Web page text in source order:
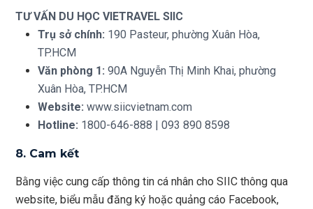
TƯ VẤN DU HỌC VIETRAVEL SIIC
Trụ sở chính: 190 Pasteur, phường Xuân Hòa,
TP.HCM
Văn phòng 1: 90A Nguyễn Thị Minh Khai, phường
Xuân Hòa, TP.HCM
Website: www.siicvietnam.com
Hotline: 1800-646-888 | 093 890 8598
8. Cam kết
Bằng việc cung cấp thông tin cá nhân cho SIIC thông qua
website, biểu mẫu đăng ký hoặc quảng cáo Facebook,